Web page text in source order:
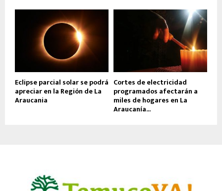
Eclipse parcial solar se podrá
apreciar en la Región de La
Araucania
Cortes de electricidad
programados afectarán a
miles de hogares en La
Araucanía...